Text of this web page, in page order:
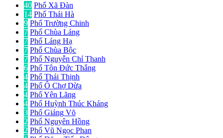
40 Phố Xã Đàn
14 Phố Thái Hà
9 Phố Trường Chinh
7 Phố Chùa Láng
7 Phố Láng Hạ
7 Phố Chùa Bộc
7 Phố Nguyễn Chí Thanh
6 Phố Tôn Đức Thắng
4 Phố Thái Thịnh
4 Phố Ô Chợ Dừa
4 Phố Yên Lãng
4 Phố Huỳnh Thúc Kháng
3 Phố Giảng Võ
2 Phố Nguyên Hồng
2 Phố Vũ Ngọc Phan